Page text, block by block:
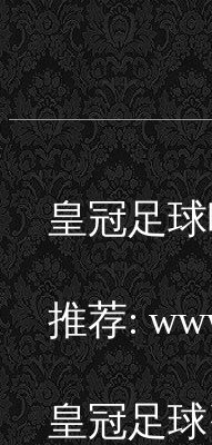
皇冠足
推荐:
皇冠足